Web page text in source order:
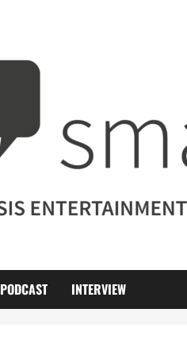
PODCAST INTERVIEW